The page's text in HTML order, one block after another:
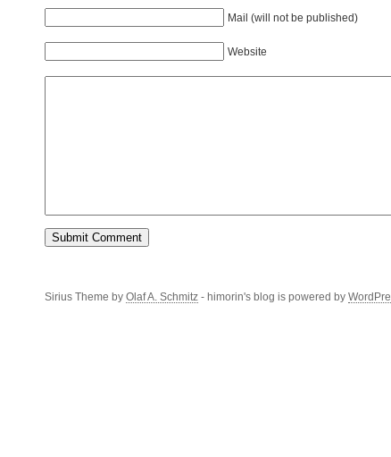
Mail (will not be published)
Website
Sirius Theme by Olaf A. Schmitz - himorin's blog is powered by